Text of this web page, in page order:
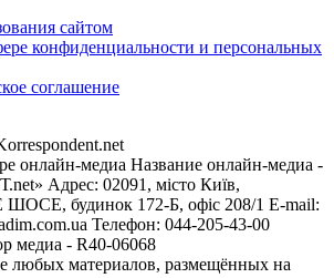
сайтом
конфиденциальности и персональных
соглашение
онлайн-медиа Название онлайн-медиа -
Адрес: 02091, місто Київ,
будинок 172-Б, офіс 208/1 E-mail:
Телефон: 044-205-43-00
медиа - R40-06068
любых материалов, размещённых на